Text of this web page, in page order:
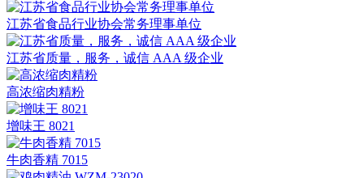
江苏省食品行业协会常务理事单位
江苏省质量，服务，诚信 AAA 级企业
高浓缩肉精粉
增味王 8021
牛肉香精 7015